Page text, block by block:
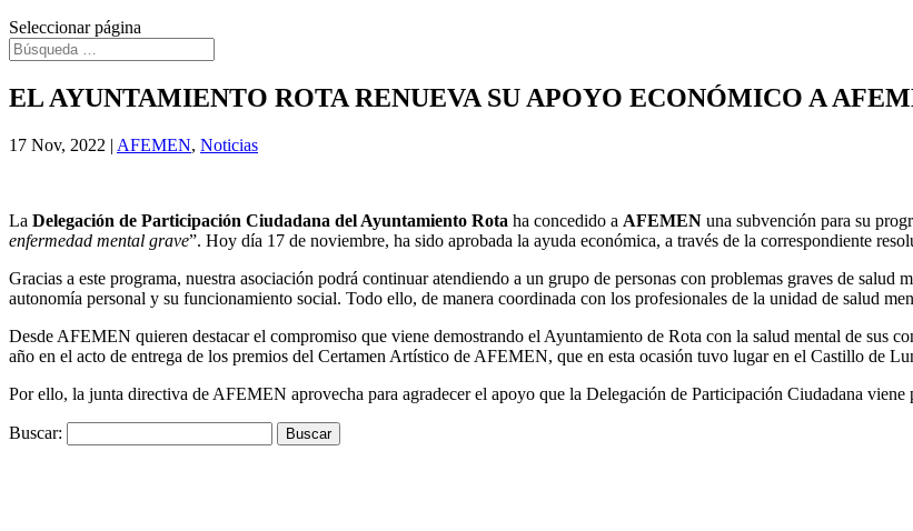
Seleccionar página
EL AYUNTAMIENTO ROTA RENUEVA SU APOYO ECONÓMICO A
17 Nov, 2022 | AFEMEN, Noticias
La Delegación de Participación Ciudadana del Ayuntamiento Rota ha concedido a AFEMEN una subvención para su
enfermedad mental grave”. Hoy día 17 de noviembre, ha sido aprobada la ayuda económica, a través de la correspondiente
Gracias a este programa, nuestra asociación podrá continuar atendiendo a un grupo de personas con problemas graves de
autonomía personal y su funcionamiento social. Todo ello, de manera coordinada con los profesionales de la unidad de salud
Desde AFEMEN quieren destacar el compromiso que viene demostrando el Ayuntamiento de Rota con la salud mental de sus
año en el acto de entrega de los premios del Certamen Artístico de AFEMEN, que en esta ocasión tuvo lugar en el Castillo de
Por ello, la junta directiva de AFEMEN aprovecha para agradecer el apoyo que la Delegación de Participación Ciudadana viene
Buscar: